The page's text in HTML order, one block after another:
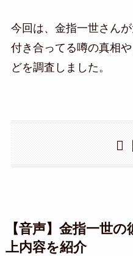
今回は、金指一世さん
付き合ってる噂の真相
どを調査しました。
【音声】金指一世
上内容を紹介